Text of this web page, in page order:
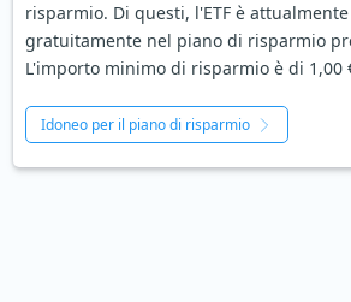
risparmio. Di questi, l'ETF è
gratuitamente nel piano di risparmio
L'importo minimo di risparmio è di 1,00
Idoneo per il piano di risparmio